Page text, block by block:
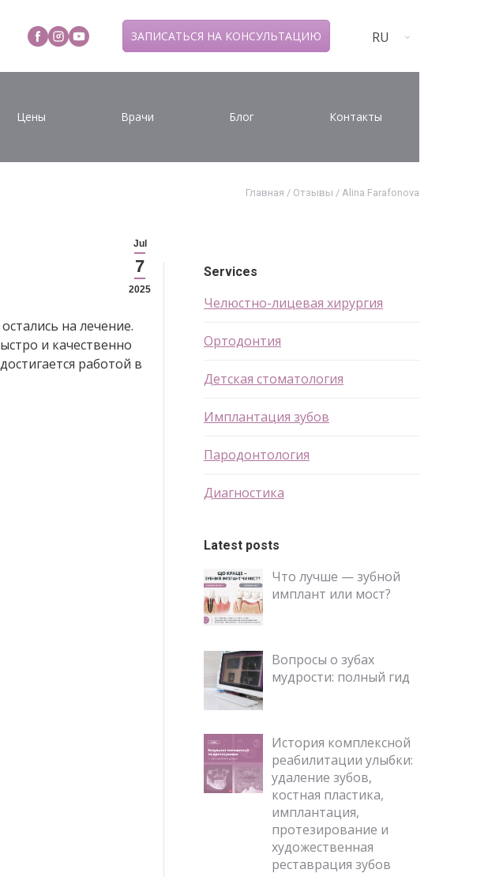
ЗАПИСАТЬСЯ НА КОНСУЛЬТАЦИЮ RU
Цены Врачи Блог Контакты
Главная / Отзывы / Alina Farafonova
Jul
7
2025
на лечение.
и качественно
работой в
Services
Челюстно-лицевая хирургия
Ортодонтия
Детская стоматология
Имплантация зубов
Пародонтология
Диагностика
Latest posts
Что лучше — зубной
имплант или мост?
Вопросы о зубах
мудрости: полный гид
История комплексной
реабилитации улыбки:
удаление зубов,
костная пластика,
имплантация,
протезирование и
художественная
реставрация зубов